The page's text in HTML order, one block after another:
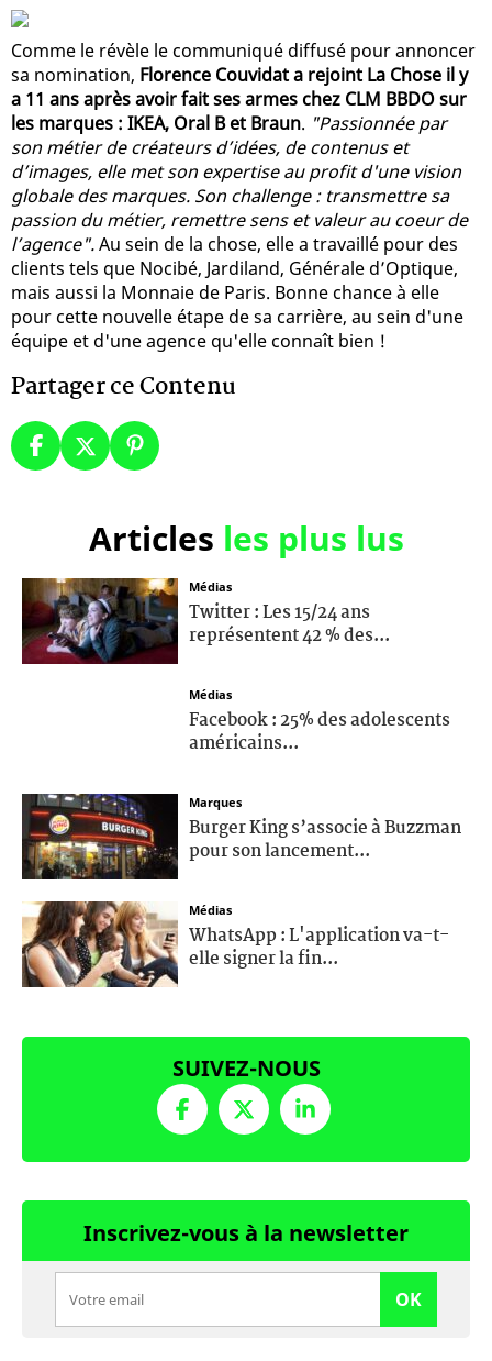
Comme le révèle le communiqué diffusé pour annoncer
sa nomination, Florence Couvidat a rejoint La Chose il y
a 11 ans après avoir fait ses armes chez CLM BBDO sur
les marques : IKEA, Oral B et Braun. "Passionnée par
son métier de créateurs d’idées, de contenus et
d’images, elle met son expertise au profit d'une vision
globale des marques. Son challenge : transmettre sa
passion du métier, remettre sens et valeur au coeur de
l’agence".Au sein de la chose, elle a travaillé pour des
clients tels que Nocibé, Jardiland, Générale d’Optique,
mais aussi la Monnaie de Paris. Bonne chance à elle
pour cette nouvelle étape de sa carrière, au sein d'une
équipe et d'une agence qu'elle connaît bien !
Partager ce Contenu
Articles les plus lus
Médias
Twitter : Les 15/24 ans
représentent 42 % des...
Médias
Facebook : 25% des adolescents
américains...
Marques
Burger King s’associe à Buzzman
pour son lancement...
Médias
WhatsApp : L'application va-t-
elle signer la fin...
SUIVEZ-NOUS
Inscrivez-vous à la newsletter
OK